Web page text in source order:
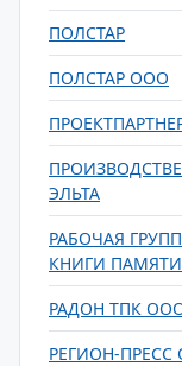
ПОЛСТАР
ПОЛСТАР ООО
ЭЛЬТА
РАБОЧАЯ
КНИГИ ПАМЯТИ
РАДОН ТПК
РЕГИОН-ПРЕСС